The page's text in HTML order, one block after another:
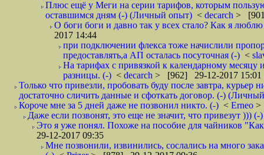
Плюс ещё у Меги на серии тарифов, которым
оставшимся дням (-) (Личный опыт) < decarch >
О боги боги и давно так у всех стало? Как я
2017 14:44
при подключении флекса тоже начислили
предоставлять,а АП осталась посуточная (-) <
На тарифах с привязкой к календарному
разницы. (-) < decarch > [962] 29-12-2017 15:01
Только что привезли, пробовать буду после завтра,
достаточно сличить данные и сфоткать договор. (-)
Короче мне за 5 дней даже не позвонил никто. (-) < Erneo >
Даже если позвонят, это еще не значит, что привезут ))) (-)
Это я уже понял. Похоже на пособие для чайников
29-12-2017 09:35
Мне позвонили, извинились, сослались на много